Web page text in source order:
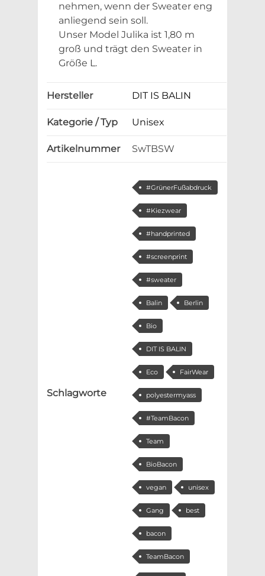
nehmen, wenn der Sweater eng
anliegend sein soll.
Unser Model Julika ist 1,80 m
groß und trägt den Sweater in
Größe L.
Hersteller DIT IS BALIN
Kategorie / Typ Unisex
Artikelnummer SwTBSW
Schlagworte
#GrünerFußabdruck
#Kiezwear
#handprinted
#screenprint
#sweater
Balin Berlin
Bio
DIT IS BALIN
Eco FairWear
polyestermyass
#TeamBacon
Team
BioBacon
vegan unisex
Gang best
bacon
TeamBacon